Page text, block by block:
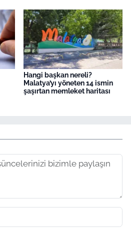
Hangi başkan nereli?
Malatya’yı yöneten 14 ismin
şaşırtan memleket haritası